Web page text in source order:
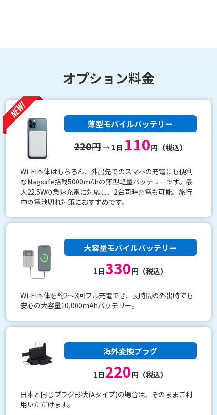
オプション料金
薄型モバイルバッテリー
220円→ 1日 110円（税込）
Wi-Fi本体はもちろん、外出先でのスマホの充電にも便利
なMagsafe搭載5000mAhの薄型軽量バッテリーです。最
大22.5Wの急速充電に対応し、2台同時充電も可能。旅行
中の電池切れ対策におすすめです。
大容量モバイルバッテリー
1日330円（税込）
Wi-Fi本体を約2〜3回フル充電でき、長時間の外出時でも
安心の大容量10,000mAhバッテリー。
海外変換プラグ
1日220円（税込）
日本と同じプラグ形状(Aタイプ)の場合は、そのままご利
用いただけます。